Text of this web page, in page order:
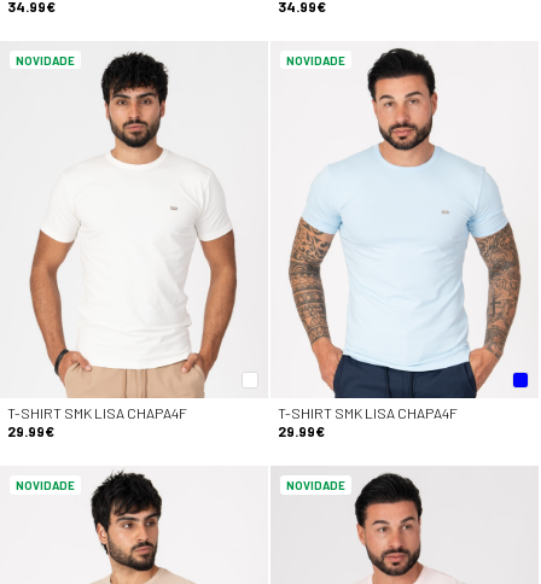
34.99€ 34.99€
NOVIDADE
T-SHIRT SMK LISA CHAPA4F
29.99€
NOVIDADE
T-SHIRT SMK LISA CHAPA4F
29.99€
NOVIDADE NOVIDADE